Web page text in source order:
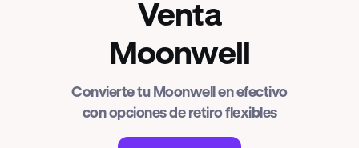
Venta
Moonwell
Convierte tu Moonwell en efectivo
con opciones de retiro flexibles